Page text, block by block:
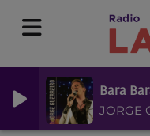
Bara
JORGE